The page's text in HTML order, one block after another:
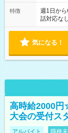
特徴 週1日から
話対応なし
気になる！
高時給2000
大会の受付ス
アルバイト 職種